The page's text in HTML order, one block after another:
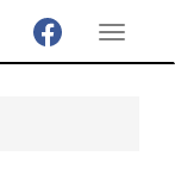
Toggle